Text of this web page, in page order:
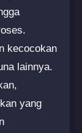
kecocokan
lainnya.
yang